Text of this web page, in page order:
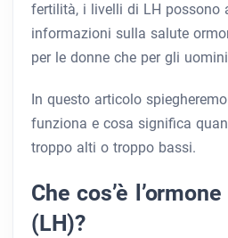
fertilità, i livelli di LH possono
informazioni sulla salute
per le donne che per gli
In questo articolo spiegheremo
funziona e cosa significa
troppo alti o troppo bassi.
Che cos’è
(LH)?